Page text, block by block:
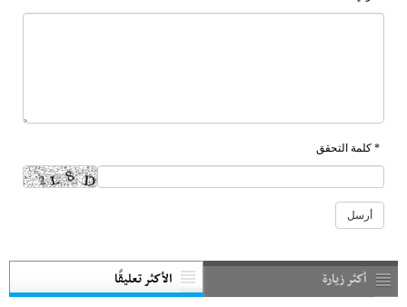
* كلمة التحقق
أكثر زيارة الأكثر تعليقًا